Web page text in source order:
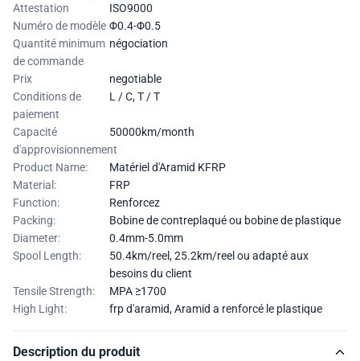
Attestation
ISO9000
Numéro de modèle Φ0.4-Φ0.5
Quantité minimum
de commande
négociation
Prix
negotiable
Conditions de
paiement
L / C, T / T
Capacité
d'approvisionnement
50000km/month
Product Name:
Matériel d'Aramid KFRP
Material:
FRP
Function:
Renforcez
Packing:
Bobine de contreplaqué ou bobine de plastique
Diameter:
0.4mm-5.0mm
Spool Length:
50.4km/reel, 25.2km/reel ou adapté aux
besoins du client
Tensile Strength:
MPA ≥1700
High Light:
frp d'aramid,Aramid a renforcé le plastique
Description du produit